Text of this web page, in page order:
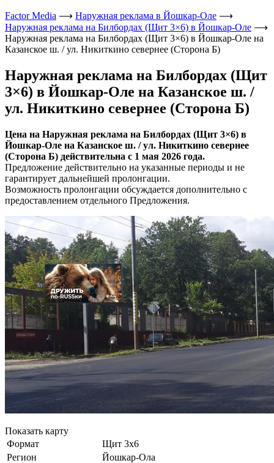
Factor Media ⟶ Наружная реклама в Йошкар-Оле ⟶
Наружная реклама на Билбордах (Щит 3×6) в Йошкар-Оле ⟶
Наружная реклама на Билбордах (Щит 3×6) в Йошкар-Оле на
Казанское ш. / ул. Никиткино севернее (Сторона Б)
Наружная реклама на Билбордах (Щит
3×6) в Йошкар-Оле на Казанское ш. /
ул. Никиткино севернее (Сторона Б)
Цена на Наружная реклама на Билбордах (Щит 3×6) в
Йошкар-Оле на Казанское ш. / ул. Никиткино севернее
(Сторона Б) действительна с 1 мая 2026 года.
Предложение действительно на указанные периоды и не
гарантирует дальнейшей пролонгации.
Возможность пролонгации обсуждается дополнительно с
предоставлением отдельного Предложения.
Показать карту
Формат
Щит 3х6
Регион
Йошкар-Ола